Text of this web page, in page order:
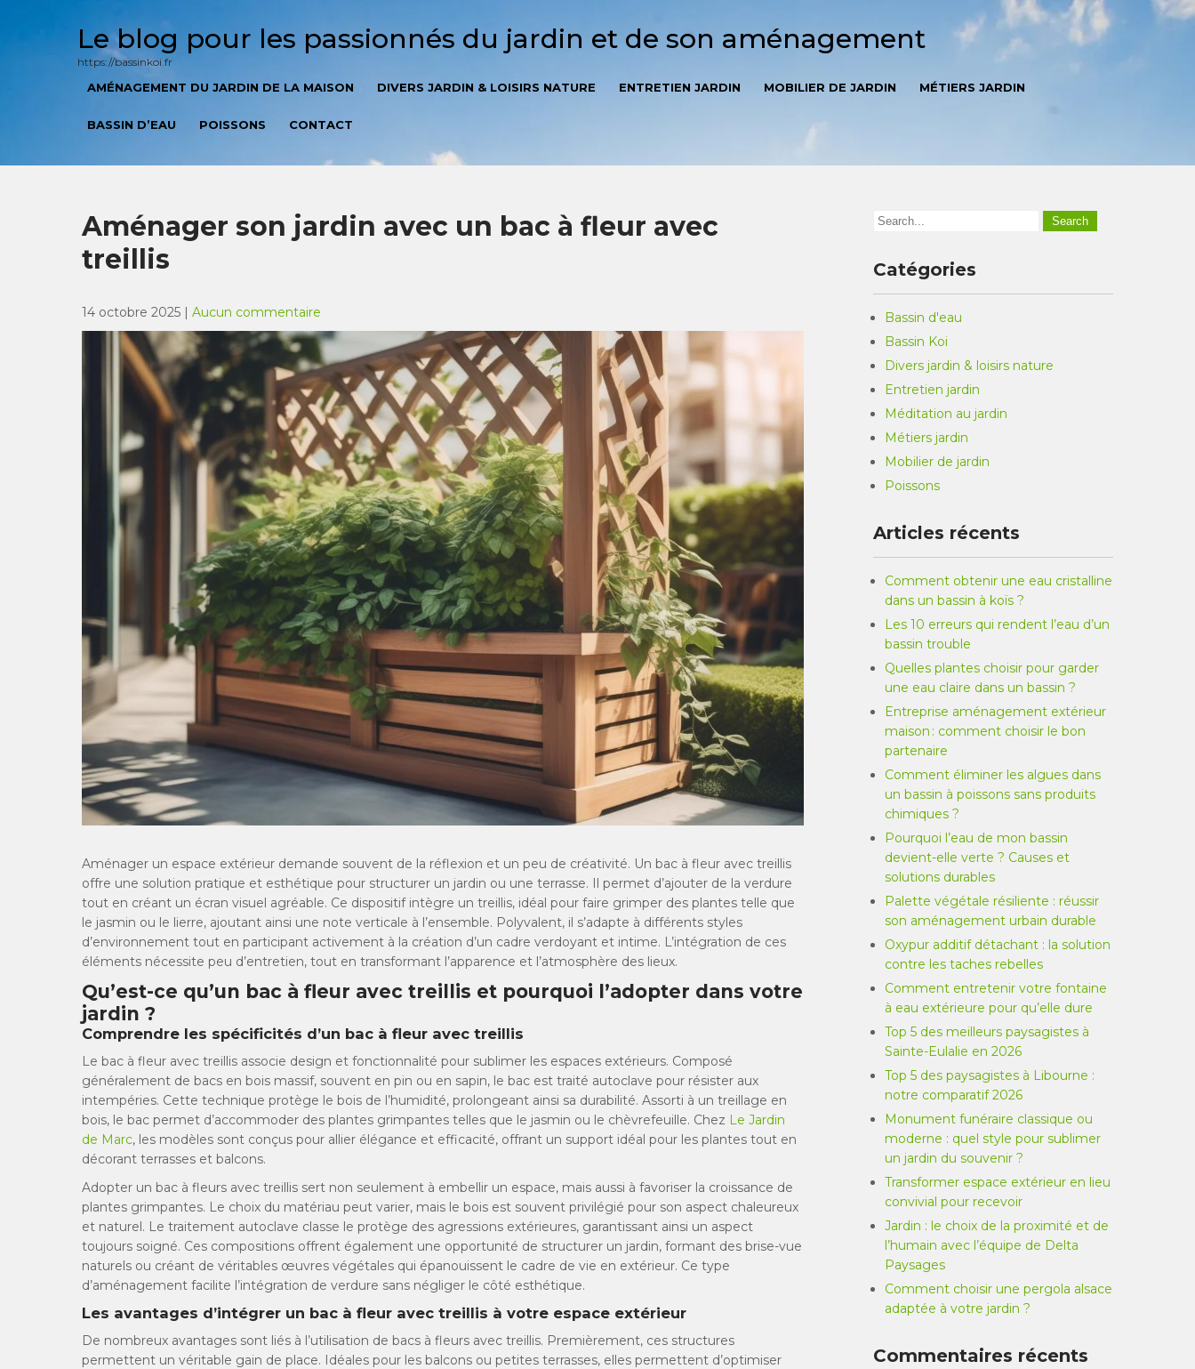
Le blog pour les passionnés du jardin et de son aménagement
https://bassinkoi.fr
AMÉNAGEMENT DU JARDIN DE LA MAISON DIVERS JARDIN & LOISIRS NATURE ENTRETIEN JARDIN MOBILIER DE JARDIN MÉTIERS JARDIN
BASSIN D’EAU POISSONS CONTACT
Aménager son jardin avec un bac à fleur avec
treillis
14 octobre 2025 | Aucun commentaire
Aménager un espace extérieur demande souvent de la réflexion et un peu de créativité. Un bac à fleur avec treillis
offre une solution pratique et esthétique pour structurer un jardin ou une terrasse. Il permet d’ajouter de la verdure
tout en créant un écran visuel agréable. Ce dispositif intègre un treillis, idéal pour faire grimper des plantes telle que
le jasmin ou le lierre, ajoutant ainsi une note verticale à l’ensemble. Polyvalent, il s’adapte à différents styles
d’environnement tout en participant activement à la création d’un cadre verdoyant et intime. L’intégration de ces
éléments nécessite peu d’entretien, tout en transformant l’apparence et l’atmosphère des lieux.
Qu’est-ce qu’un bac à fleur avec treillis et pourquoi l’adopter dans votre
jardin ?
Comprendre les spécificités d’un bac à fleur avec treillis
Le bac à fleur avec treillis associe design et fonctionnalité pour sublimer les espaces extérieurs. Composé
généralement de bacs en bois massif, souvent en pin ou en sapin, le bac est traité autoclave pour résister aux
intempéries. Cette technique protège le bois de l’humidité, prolongeant ainsi sa durabilité. Assorti à un treillage en
bois, le bac permet d’accommoder des plantes grimpantes telles que le jasmin ou le chèvrefeuille. Chez Le Jardin
de Marc, les modèles sont conçus pour allier élégance et efficacité, offrant un support idéal pour les plantes tout en
décorant terrasses et balcons.
Adopter un bac à fleurs avec treillis sert non seulement à embellir un espace, mais aussi à favoriser la croissance de
plantes grimpantes. Le choix du matériau peut varier, mais le bois est souvent privilégié pour son aspect chaleureux
et naturel. Le traitement autoclave classe le protège des agressions extérieures, garantissant ainsi un aspect
toujours soigné. Ces compositions offrent également une opportunité de structurer un jardin, formant des brise-vue
naturels ou créant de véritables œuvres végétales qui épanouissent le cadre de vie en extérieur. Ce type
d’aménagement facilite l’intégration de verdure sans négliger le côté esthétique.
Les avantages d’intégrer un bac à fleur avec treillis à votre espace extérieur
De nombreux avantages sont liés à l’utilisation de bacs à fleurs avec treillis. Premièrement, ces structures
permettent un véritable gain de place. Idéales pour les balcons ou petites terrasses, elles permettent d’optimiser
Catégories
Bassin d'eau
Bassin Koi
Divers jardin & loisirs nature
Entretien jardin
Méditation au jardin
Métiers jardin
Mobilier de jardin
Poissons
Articles récents
Comment obtenir une eau cristalline
dans un bassin à koïs ?
Les 10 erreurs qui rendent l’eau d’un
bassin trouble
Quelles plantes choisir pour garder
une eau claire dans un bassin ?
Entreprise aménagement extérieur
maison : comment choisir le bon
partenaire
Comment éliminer les algues dans
un bassin à poissons sans produits
chimiques ?
Pourquoi l’eau de mon bassin
devient-elle verte ? Causes et
solutions durables
Palette végétale résiliente : réussir
son aménagement urbain durable
Oxypur additif détachant : la solution
contre les taches rebelles
Comment entretenir votre fontaine
à eau extérieure pour qu’elle dure
Top 5 des meilleurs paysagistes à
Sainte-Eulalie en 2026
Top 5 des paysagistes à Libourne :
notre comparatif 2026
Monument funéraire classique ou
moderne : quel style pour sublimer
un jardin du souvenir ?
Transformer espace extérieur en lieu
convivial pour recevoir
Jardin : le choix de la proximité et de
l’humain avec l’équipe de Delta
Paysages
Comment choisir une pergola alsace
adaptée à votre jardin ?
Commentaires récents